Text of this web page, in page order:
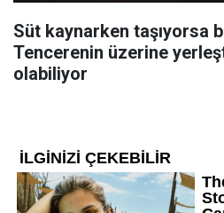
Süt kaynarken taşıyorsa
Tencerenin üzerine
olabiliyor